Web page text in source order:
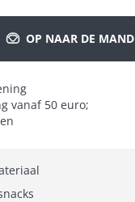
OP NAAR DE MAND
vanaf 50 euro;